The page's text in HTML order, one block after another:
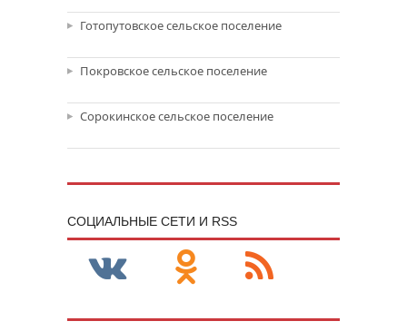
Готопутовское сельское поселение
Покровское сельское поселение
Сорокинское сельское поселение
CОЦИАЛЬНЫЕ СЕТИ И RSS